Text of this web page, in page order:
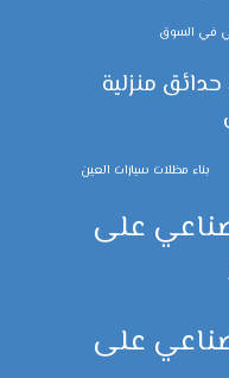
في السوق
منزلية
بناء مظلات سيارات العين
على
على